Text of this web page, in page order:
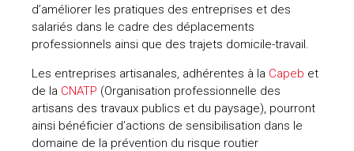
d’améliorer les pratiques des entreprises et des
salariés dans le cadre des déplacements
professionnels ainsi que des trajets domicile-travail.
Les entreprises artisanales, adhérentes à la Capeb et
de la CNATP (Organisation professionnelle des
artisans des travaux publics et du paysage), pourront
ainsi bénéficier d’actions de sensibilisation dans le
domaine de la prévention du risque routier